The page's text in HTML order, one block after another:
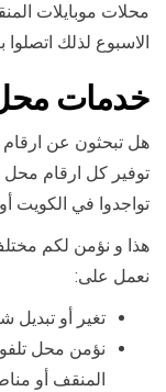
محلات موبايلات
الاسبوع لذلك اتصلوا
خدمات محل
هل تبحثون عن
توفير كل ارقام محل
تواجدوا في الكويت
هذا و نؤمن لكم
نعمل على:
تغير أو
المنقف أو